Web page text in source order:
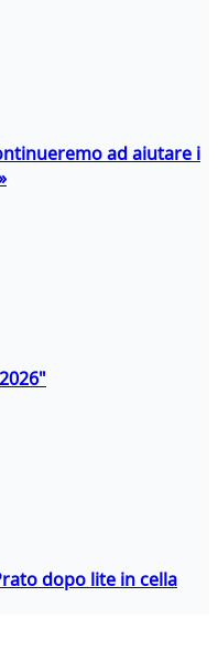
ad aiutare i
dopo lite in cella